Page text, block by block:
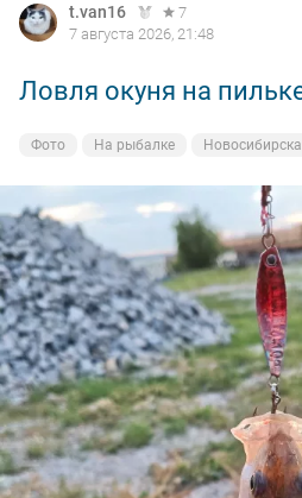
t.van16
7
7 августа 2026, 21:48
Ловля окуня на
Фото На рыбалке